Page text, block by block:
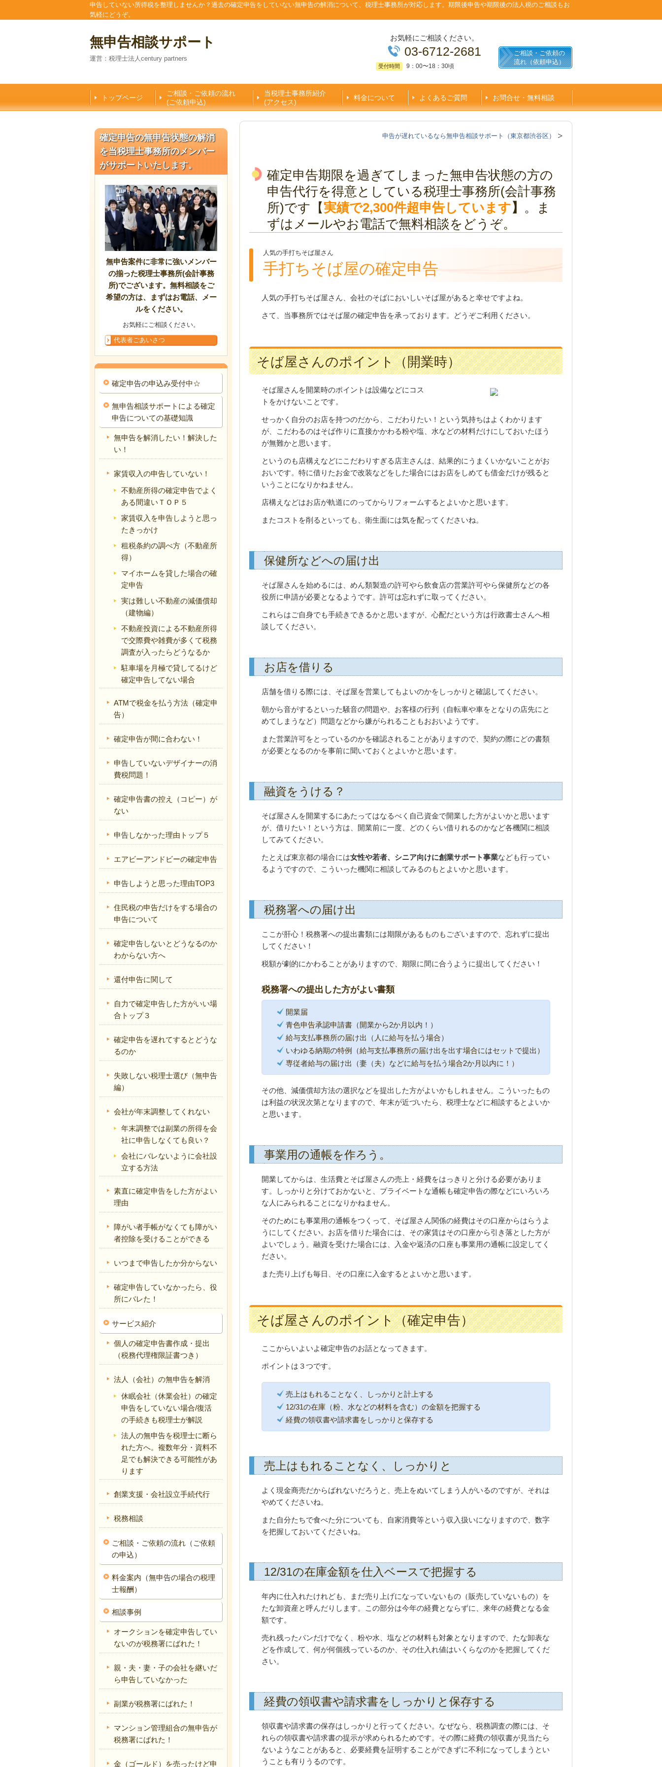
申告していない所得税を整理しませんか？過去の確定申告をしていない無申告の解消について、税理士事務所が対応します。期限後申告や期限後の法人税のご相談もお
気軽にどうぞ。
無申告相談サポート
運営：税理士法人century partners
お気軽にご相談ください。
03-6712-2681
受付時間 9：00〜18：30頃
ご相談・ご依頼の
流れ（依頼申込）
トップページ
ご相談・ご依頼の流れ
(ご依頼申込)
当税理士事務所紹介
(アクセス)
料金について よくあるご質問 お問合せ・無料相談
申告が遅れているなら無申告相談サポート（東京都渋谷区）
確定申告期限を過ぎてしまった無申告状態の方の
申告代行を得意としている税理士事務所(会計事務
所)です【実績で2,300件超申告しています】 。ま
ずはメールやお電話で無料相談をどうぞ。
人気の手打ちそば屋さん
手打ちそば屋の確定申告
人気の手打ちそば屋さん、会社のそばにおいしいそば屋があると幸せですよね。
さて、当事務所ではそば屋の確定申告を承っております。どうぞご利用ください。
そば屋さんのポイント（開業時）
そば屋さんを開業時のポイントは設備などにコス
トをかけないことです。
せっかく自分のお店を持つのだから、こだわりたい！という気持ちはよくわかります
が、こだわるのはそば作りに直接かかわる粉や塩、水などの材料だけにしておいたほう
が無難かと思います。
というのも店構えなどにこだわりすぎる店主さんは、結果的にうまくいかないことがお
おいです。特に借りたお金で改装などをした場合にはお店をしめても借金だけが残ると
いうことになりかねません。
店構えなどはお店が軌道にのってからリフォームするとよいかと思います。
またコストを削るといっても、衛生面には気を配ってくださいね。
保健所などへの届け出
そば屋さんを始めるには、めん類製造の許可やら飲食店の営業許可やら保健所などの各
役所に申請が必要となるようです。許可は忘れずに取ってください。
これらはご自身でも手続きできるかと思いますが、心配だという方は行政書士さんへ相
談してください。
お店を借りる
店舗を借りる際には、そば屋を営業してもよいのかをしっかりと確認してください。
朝から音がするといった騒音の問題や、お客様の行列（自転車や車をとなりの店先にと
めてしまうなど）問題などから嫌がられることもおおいようです。
また営業許可をとっているのかを確認されることがありますので、契約の際にどの書類
が必要となるのかを事前に聞いておくとよいかと思います。
融資をうける？
そば屋さんを開業するにあたってはなるべく自己資金で開業した方がよいかと思います
が、借りたい！という方は、開業前に一度、どのくらい借りれるのかなど各機関に相談
してみてください。
たとえば東京都の場合には女性や若者、シニア向けに創業サポート事業なども行ってい
るようですので、こういった機関に相談してみるのもとよいかと思います。
税務署への届け出
ここが肝心！税務署への提出書類には期限があるものもございますので、忘れずに提出
してください！
税額が劇的にかわることがありますので、期限に間に合うように提出してください！
税務署への提出した方がよい書類
開業届
青色申告承認申請書（開業から2か月以内！）
給与支払事務所の届け出（人に給与を払う場合）
いわゆる納期の特例（給与支払事務所の届け出を出す場合にはセットで提出）
専従者給与の届け出（妻（夫）などに給与を払う場合2か月以内に！）
その他、減価償却方法の選択などを提出した方がよいかもしれません。こういったもの
は利益の状況次第となりますので、年末が近づいたら、税理士などに相談するとよいか
と思います。
事業用の通帳を作ろう。
開業してからは、生活費とそば屋さんの売上・経費をはっきりと分ける必要がありま
す。しっかりと分けておかないと、プライベートな通帳も確定申告の際などにいろいろ
な人にみられることになりかねません。
そのためにも事業用の通帳をつくって、そば屋さん関係の経費はその口座からはらうよ
うにしてください。お店を借りた場合には、その家賃はその口座から引き落とした方が
よいでしょう。融資を受けた場合には、入金や返済の口座も事業用の通帳に設定してく
ださい。
また売り上げも毎日、その口座に入金するとよいかと思います。
そば屋さんのポイント（確定申告）
ここからいよいよ確定申告のお話となってきます。
ポイントは３つです。
売上はもれることなく、しっかりと計上する
12/31の在庫（粉、水などの材料を含む）の金額を把握する
経費の領収書や請求書をしっかりと保存する
売上はもれることなく、しっかりと
よく現金商売だからばれないだろうと、売上をぬいてしまう人がいるのですが、それは
やめてくださいね。
また自分たちで食べた分についても、自家消費等という収入扱いになりますので、数字
を把握しておいてくださいね。
12/31の在庫金額を仕入ベースで把握する
年内に仕入れたけれども、まだ売り上げになっていないもの（販売していないもの）を
たな卸資産と呼んだりします。この部分は今年の経費とならずに、来年の経費となる金
額です。
売れ残ったパンだけでなく、粉や水、塩などの材料も対象となりますので、たな卸表な
どを作成して、何が何個残っているのか、その仕入れ値はいくらなのかを把握してくだ
さい。
経費の領収書や請求書をしっかりと保存する
領収書や請求書の保存はしっかりと行ってください。なぜなら、税務調査の際には、そ
れらの領収書や請求書の提示が求められるためです。その際に経費の領収書が見当たら
ないようなことがあると、必要経費を証明することができずに不利になってしまうとい
うことも有りうるのです。
確定申告の無申告状態の解消
を当税理士事務所のメンバー
がサポートいたします。
無申告案件に非常に強いメンバー
の揃った税理士事務所(会計事務
所)でございます。無料相談をご
希望の方は、まずはお電話、メー
ルをください。
お気軽にご相談ください。
代表者ごあいさつ
確定申告の申込み受付中☆
無申告相談サポートによる確定
申告についての基礎知識
無申告を解消したい！解決した
い！
家賃収入の申告していない！
不動産所得の確定申告でよく
ある間違いＴＯＰ５
家賃収入を申告しようと思っ
たきっかけ
租税条約の調べ方（不動産所
得）
マイホームを貸した場合の確
定申告
実は難しい不動産の減価償却
（建物編）
不動産投資による不動産所得
で交際費や雑費が多くて税務
調査が入ったらどうなるか
駐車場を月極で貸してるけど
確定申告してない場合
ATMで税金を払う方法（確定申
告）
確定申告が間に合わない！
申告していないデザイナーの消
費税問題！
確定申告書の控え（コピー）が
ない
申告しなかった理由トップ５
エアビーアンドビーの確定申告
申告しようと思った理由TOP3
住民税の申告だけをする場合の
申告について
確定申告しないとどうなるのか
わからない方へ
還付申告に関して
自力で確定申告した方がいい場
合トップ３
確定申告を遅れてするとどうな
るのか
失敗しない税理士選び（無申告
編）
会社が年末調整してくれない
年末調整では副業の所得を会
社に申告しなくても良い？
会社にバレないように会社設
立する方法
素直に確定申告をした方がよい
理由
障がい者手帳がなくても障がい
者控除を受けることができる
いつまで申告したか分からない
確定申告していなかったら、役
所にバレた！
サービス紹介
個人の確定申告書作成・提出
（税務代理権限証書つき）
法人（会社）の無申告を解消
休眠会社（休業会社）の確定
申告をしていない場合/復活
の手続きも税理士が解説
法人の無申告を税理士に断ら
れた方へ。複数年分・資料不
足でも解決できる可能性があ
ります
創業支援・会社設立手続代行
税務相談
ご相談・ご依頼の流れ（ご依頼
の申込）
料金案内（無申告の場合の税理
士報酬）
相談事例
オークションを確定申告してい
ないのが税務署にばれた！
親・夫・妻・子の会社を継いだ
ら申告していなかった
副業が税務署にばれた！
マンション管理組合の無申告が
税務署にばれた！
金（ゴールド）を売ったけど申